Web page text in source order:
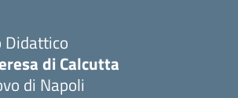
Didattico
di Calcutta
di Napoli